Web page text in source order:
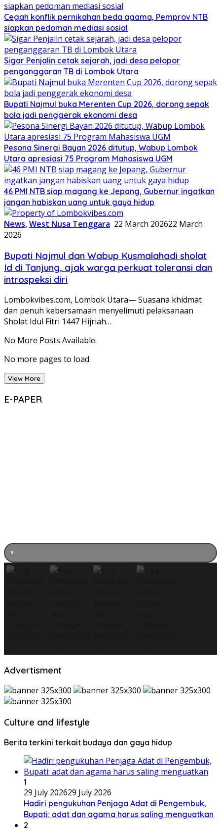
Cegah konflik pernikahan beda agama, Pemprov NTB
siapkan pedoman mediasi sosial
Sigar Penjalin cetak sejarah, jadi desa pelopor
penganggaran TB di Lombok Utara
Bupati Najmul buka Merenten Cup 2026, dorong sepak
bola jadi penggerak ekonomi desa
Pesona Sinergi Bayan 2026 ditutup, Wabup Lombok
Utara apresiasi 75 Program Mahasiswa UGM
46 PMI NTB siap magang ke Jepang, Gubernur ingatkan
jangan habiskan uang untuk gaya hidup
News,West Nusa Tenggara 22 March 202622 March
2026
Bupati Najmul dan Wabup Kusmalahadi sholat
Id di Tanjung, ajak warga perkuat toleransi dan
introspeksi diri
Lombokvibes.com, Lombok Utara— Suasana khidmat
dan penuh kebersamaan menyelimuti pelaksanaan
Sholat Idul Fitri 1447 Hijriah…
No More Posts Available.
No more pages to load.
View More
E-PAPER
Advertisment
Culture and lifestyle
Berita terkini terkait budaya dan gaya hidup
1
29 July 202629 July 2026
Hadiri pengukuhan Penjaga Adat di Pengembuk,
Bupati: adat dan agama harus saling menguatkan
2